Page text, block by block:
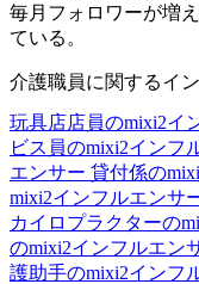
毎月フォロワーが増
ている。
介護職員に関するイ
玩具店店員のmixi2イ
ビス員のmixi2インフ
エンサー 貸付係の
mixi2インフルエンサ
カイロプラクターの
のmixi2インフルエン
護助手のmixi2インフ